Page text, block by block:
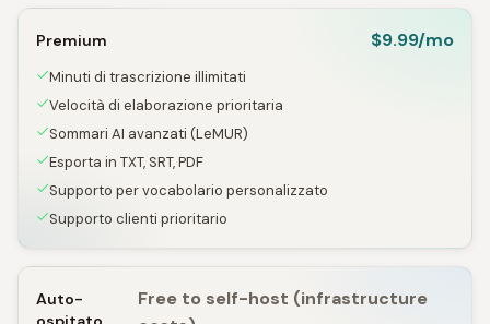
Premium $9.99/mo
Minuti di trascrizione illimitati
Velocità di elaborazione prioritaria
Sommari AI avanzati (LeMUR)
Esporta in TXT, SRT, PDF
Supporto per vocabolario personalizzato
Supporto clienti prioritario
Auto-
Free to self-host (infrastructure